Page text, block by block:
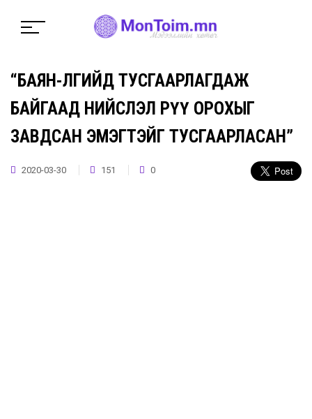
“БАЯН-ӨЛГИЙД ТУСГААРЛАГДАЖ
БАЙГААД НИЙСЛЭЛ РҮҮ ОРОХЫГ
ЗАВДСАН ЭМЭГТЭЙГ ТУСГААРЛАСАН”
2020-03-30 151 0